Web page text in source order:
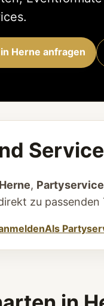
Herne anfragen
,
zu passenden
Als